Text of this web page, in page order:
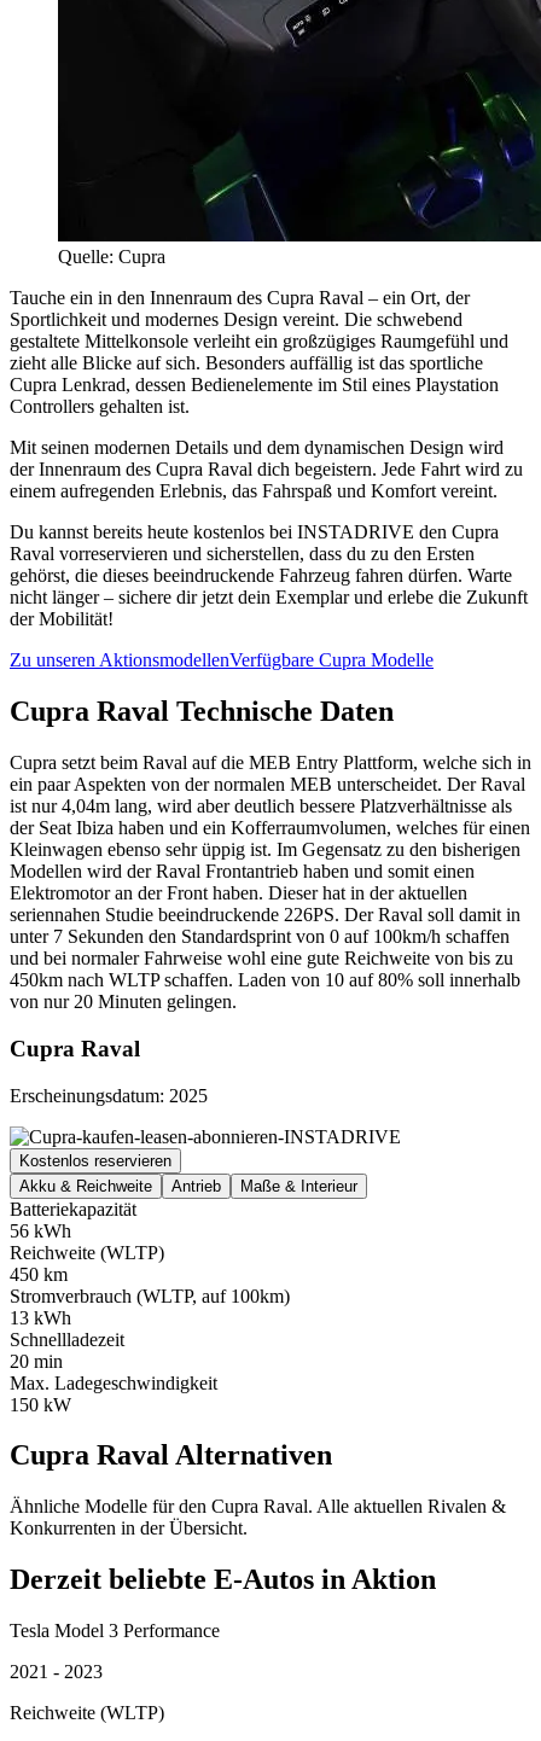
Quelle: Cupra
Tauche ein in den Innenraum des Cupra Raval – ein Ort, der
Sportlichkeit und modernes Design vereint. Die schwebend
gestaltete Mittelkonsole verleiht ein großzügiges Raumgefühl und
zieht alle Blicke auf sich. Besonders auffällig ist das sportliche
Cupra Lenkrad, dessen Bedienelemente im Stil eines Playstation
Controllers gehalten ist.
Mit seinen modernen Details und dem dynamischen Design wird
der Innenraum des Cupra Raval dich begeistern. Jede Fahrt wird zu
einem aufregenden Erlebnis, das Fahrspaß und Komfort vereint.
Du kannst bereits heute kostenlos bei INSTADRIVE den Cupra
Raval vorreservieren und sicherstellen, dass du zu den Ersten
gehörst, die dieses beeindruckende Fahrzeug fahren dürfen. Warte
nicht länger – sichere dir jetzt dein Exemplar und erlebe die Zukunft
der Mobilität!
Zu unseren AktionsmodellenVerfügbare Cupra Modelle
Cupra Raval Technische Daten
Cupra setzt beim Raval auf die MEB Entry Plattform, welche sich in
ein paar Aspekten von der normalen MEB unterscheidet. Der Raval
ist nur 4,04m lang, wird aber deutlich bessere Platzverhältnisse als
der Seat Ibiza haben und ein Kofferraumvolumen, welches für einen
Kleinwagen ebenso sehr üppig ist. Im Gegensatz zu den bisherigen
Modellen wird der Raval Frontantrieb haben und somit einen
Elektromotor an der Front haben. Dieser hat in der aktuellen
seriennahen Studie beeindruckende 226PS. Der Raval soll damit in
unter 7 Sekunden den Standardsprint von 0 auf 100km/h schaffen
und bei normaler Fahrweise wohl eine gute Reichweite von bis zu
450km nach WLTP schaffen. Laden von 10 auf 80% soll innerhalb
von nur 20 Minuten gelingen.
Cupra Raval
Erscheinungsdatum: 2025
Kostenlos reservieren
Akku & Reichweite
Antrieb Maße & Interieur
Batteriekapazität
56 kWh
Reichweite (WLTP)
450 km
Stromverbrauch (WLTP, auf 100km)
13 kWh
Schnellladezeit
20 min
Max. Ladegeschwindigkeit
150 kW
Cupra Raval Alternativen
Ähnliche Modelle für den Cupra Raval. Alle aktuellen Rivalen &
Konkurrenten in der Übersicht.
Derzeit beliebte E-Autos in Aktion
Tesla Model 3 Performance
2021 - 2023
Reichweite (WLTP)